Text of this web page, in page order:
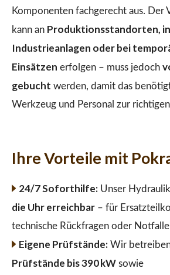
Komponenten fachgerecht aus. Der
kann an Produktionsstandorten,
Industrieanlagen oder bei
Einsätzen erfolgen – muss jedoch
gebucht werden, damit das
Werkzeug und Personal zur
Ihre Vorteile mit
24/7 Soforthilfe:Unser
die Uhr erreichbar – für
technische Rückfragen oder
Eigene Prüfstände:Wir
Prüfstände bis 390 kW sowie